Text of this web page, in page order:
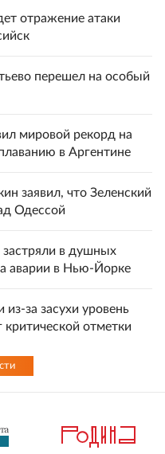
отражение атаки
перешел на особый
мировой рекорд на
в Аргентине
заявил, что Зеленский
Одессой
в душных
аварии в Нью-Йорке
за засухи уровень
отметки